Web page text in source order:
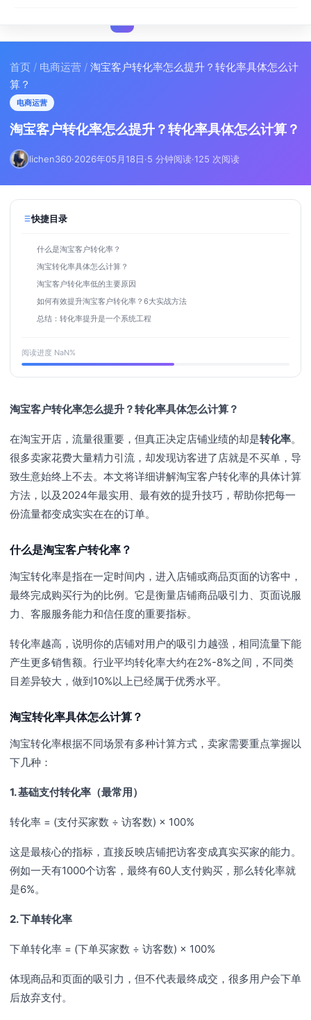
首页 / 电商运营 / 淘宝客户转化率怎么提升？转化率具体怎么计
算？
电商运营
淘宝客户转化率怎么提升？转化率具体怎么计算？
lichen360·2026年05月18日·5 分钟阅读·125 次阅读
快捷目录
什么是淘宝客户转化率？
淘宝转化率具体怎么计算？
淘宝客户转化率低的主要原因
如何有效提升淘宝客户转化率？6大实战方法
总结：转化率提升是一个系统工程
阅读进度 NaN%
淘宝客户转化率怎么提升？转化率具体怎么计算？
在淘宝开店，流量很重要，但真正决定店铺业绩的却是转化率。
很多卖家花费大量精力引流，却发现访客进了店就是不买单，导
致生意始终上不去。本文将详细讲解淘宝客户转化率的具体计算
方法，以及2024年最实用、最有效的提升技巧，帮助你把每一
份流量都变成实实在在的订单。
什么是淘宝客户转化率？
淘宝转化率是指在一定时间内，进入店铺或商品页面的访客中，
最终完成购买行为的比例。它是衡量店铺商品吸引力、页面说服
力、客服服务能力和信任度的重要指标。
转化率越高，说明你的店铺对用户的吸引力越强，相同流量下能
产生更多销售额。行业平均转化率大约在2%-8%之间，不同类
目差异较大，做到10%以上已经属于优秀水平。
淘宝转化率具体怎么计算？
淘宝转化率根据不同场景有多种计算方式，卖家需要重点掌握以
下几种：
1. 基础支付转化率（最常用）
转化率 = (支付买家数 ÷ 访客数) × 100%
这是最核心的指标，直接反映店铺把访客变成真实买家的能力。
例如一天有1000个访客，最终有60人支付购买，那么转化率就
是6%。
2. 下单转化率
下单转化率 = (下单买家数 ÷ 访客数) × 100%
体现商品和页面的吸引力，但不代表最终成交，很多用户会下单
后放弃支付。